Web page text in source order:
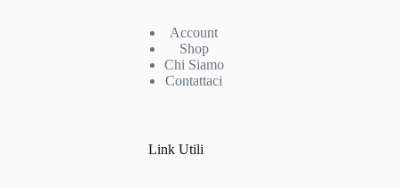
Account
Shop
Chi Siamo
Contattaci
Link Utili